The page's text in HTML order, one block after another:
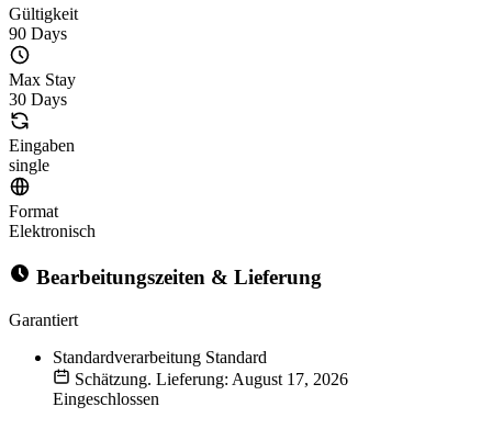
Gültigkeit
90 Days
Max Stay
30 Days
Eingaben
single
Format
Elektronisch
Bearbeitungszeiten & Lieferung
Garantiert
Standardverarbeitung Standard
Schätzung. Lieferung: August 17, 2026
Eingeschlossen